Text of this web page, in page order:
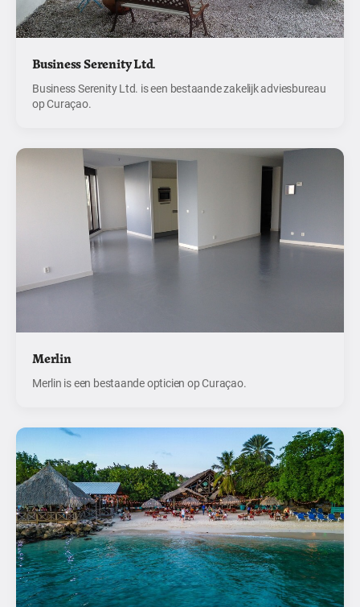
Business Serenity Ltd.
Business Serenity Ltd. is een bestaande zakelijk adviesbureau
op Curaçao.
Merlin
Merlin is een bestaande opticien op Curaçao.